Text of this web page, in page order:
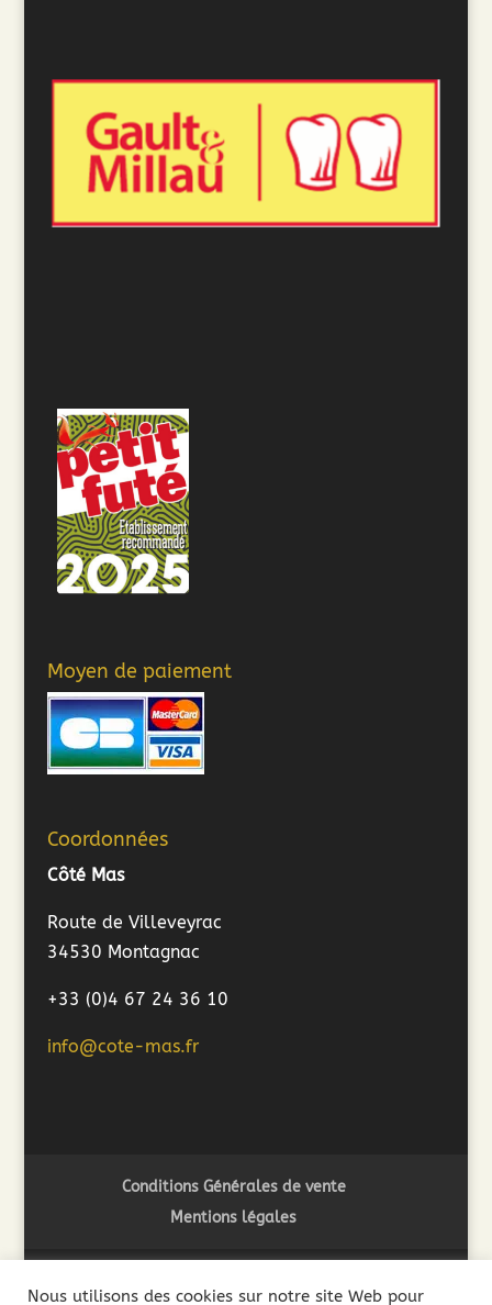
Moyen de paiement
Coordonnées
Côté Mas
Route de Villeveyrac
34530 Montagnac
+33 (0)4 67 24 36 10
info@cote-mas.fr
Conditions Générales de vente
Mentions légales
Nous utilisons des cookies sur notre site Web pour